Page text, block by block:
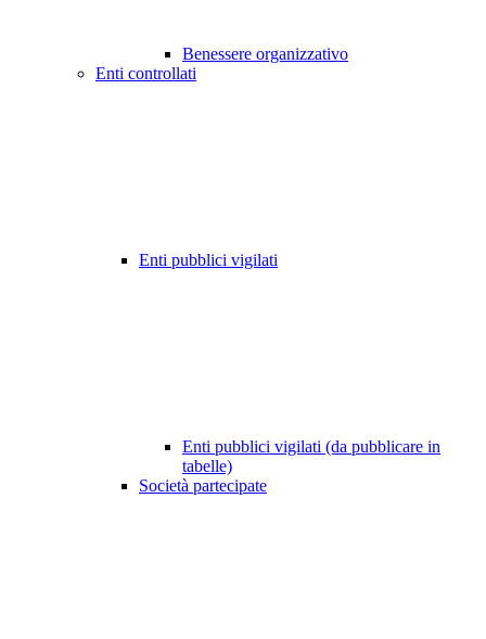
Benessere organizzativo
Enti controllati
Enti pubblici vigilati
Enti pubblici vigilati (da pubblicare in
tabelle)
Società partecipate